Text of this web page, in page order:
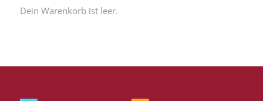
Dein Warenkorb ist leer.